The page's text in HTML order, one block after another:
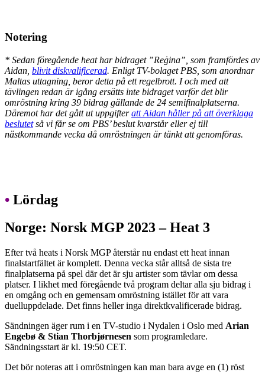
Notering
* Sedan föregående heat har bidraget ”Reġina”, som framfördes av
Aidan, blivit diskvalificerad. Enligt TV-bolaget PBS, som anordnar
Maltas uttagning, beror detta på ett regelbrott. I och med att
tävlingen redan är igång ersätts inte bidraget varför det blir
omröstning kring 39 bidrag gällande de 24 semifinalplatserna.
Däremot har det gått ut uppgifteratt Aidan håller på att överklaga
beslutetså vi får se om PBS’ beslut kvarstår eller ej till
nästkommande vecka då omröstningen är tänkt att genomföras.
• Lördag
Norge: Norsk MGP 2023 – Heat 3
Efter två heats i Norsk MGP återstår nu endast ett heat innan
finalstartfältet är komplett. Denna vecka står alltså de sista tre
finalplatserna på spel där det är sju artister som tävlar om dessa
platser. I likhet med föregående två program deltar alla sju bidrag i
en omgång och en gemensam omröstning istället för att vara
duelluppdelade. Det finns heller inga direktkvalificerade bidrag.
Sändningen äger rum i en TV-studio i Nydalen i Oslo med Arian
Engebø & Stian Thorbjørnesen som programledare.
Sändningsstart är kl. 19:50 CET.
Det bör noteras att i omröstningen kan man bara avge en (1) röst